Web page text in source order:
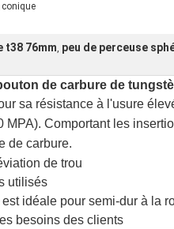
conique
t38 76mm, peu de perceuse
de carbure de
sa résistance à l'usure
MPA). Comportant les
de carbure.
de trou
utilisés
idéale pour semi-dur à la
besoins des clients